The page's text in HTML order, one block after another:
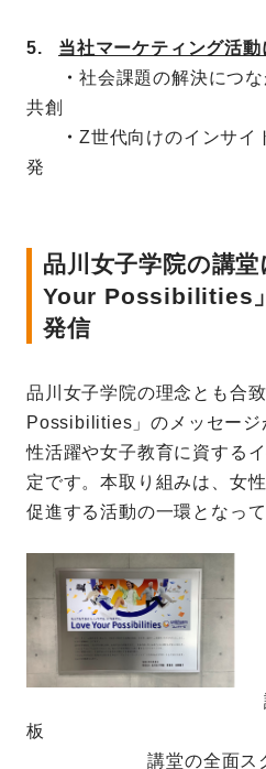
5. 当社マーケティング活
・ 社会課題の解決につ
共創
・ Z世代向けのインサイ
発
品川女子学院の講
Your Possibilities
発信
品川女子学院の理念とも合
Possibilities」のメッセージ
性活躍や女子教育に資する
定です。本取り組みは、女
促進する活動の一環となって
講堂入
講堂の全面スク